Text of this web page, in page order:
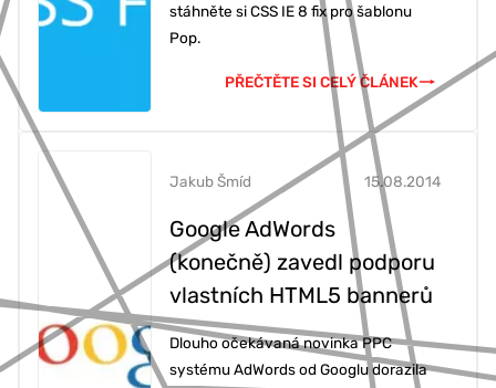
stáhněte si CSS IE 8 fix pro šablonu
Pop.
PŘEČTĚTE SI CELÝ ČLÁNEK
Google AdWords
(konečně) zavedl podporu
vlastních HTML5 bannerů
15.08.2014
Jakub Šmíd
Dlouho očekávaná novinka PPC
systému AdWords od Googlu dorazila